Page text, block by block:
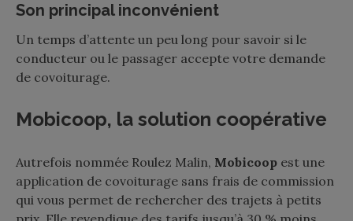
Son principal inconvénient
Un temps d’attente un peu long pour savoir si le
conducteur ou le passager accepte votre demande
de covoiturage.
Mobicoop, la solution coopérative
Autrefois nommée Roulez Malin, Mobicoop est une
application de covoiturage sans frais de commission
qui vous permet de rechercher des trajets à petits